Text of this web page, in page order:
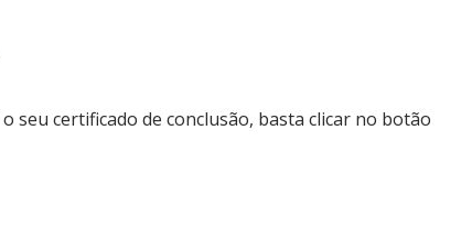
seu certificado de conclusão, basta clicar no botão